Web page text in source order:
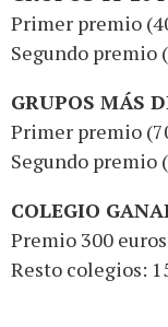
Primer premio
Segundo premio
GRUPOS MÁS
Primer premio
Segundo premio
COLEGIO
Premio 300
Resto colegios: